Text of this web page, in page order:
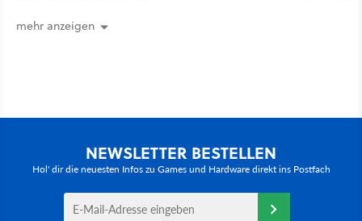
mehr anzeigen
NEWSLETTER BESTELLEN
Hol' dir die neuesten Infos zu Games und Hardware direkt ins Postfach